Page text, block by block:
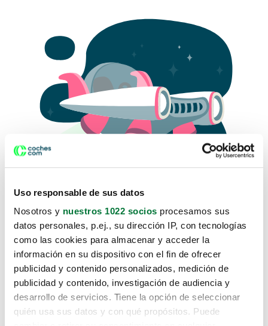
Uso responsable de sus datos
Nosotros y nuestros 1022 socios procesamos sus
datos personales, p.ej., su dirección IP, con tecnologías
como las cookies para almacenar y acceder la
información en su dispositivo con el fin de ofrecer
publicidad y contenido personalizados, medición de
publicidad y contenido, investigación de audiencia y
desarrollo de servicios. Tiene la opción de seleccionar
quién usa sus datos y con qué propósitos. Puede
Lo sentimos, no sabemos como
te hemos traido hasta aquí.
Pero puedes encontrar el coche que estás
buscando en alguno de estos enlaces: